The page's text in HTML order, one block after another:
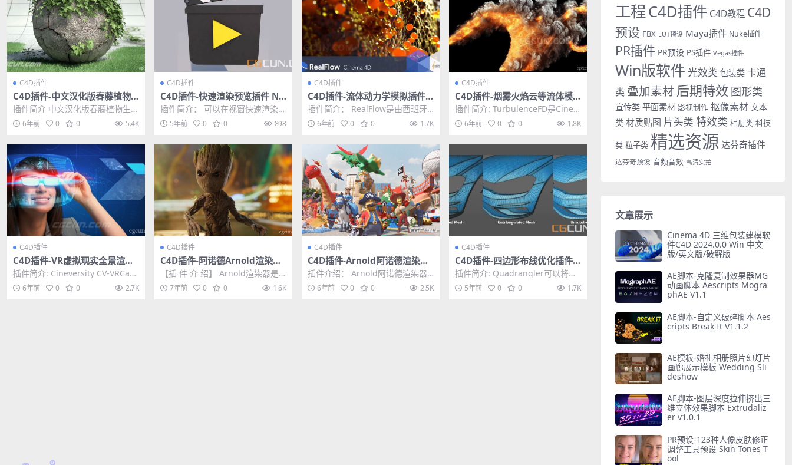
C4D插件
C4D插件-中文汉化版春藤植物
生长插件 Ivy Grower 含使用教
程
插件简介 中文汉化版春藤植物生长
插件 Ivy Grower For C4D R1...
6年前 0 0 5.4K
C4D插件
C4D插件-快速渲染预览插件 Nit
ro4D NitroQuickRender v1.0
2
插件简介： 可以在视窗快速渲染做
简单的预览，也支持任意第三方渲
染器，自己也可以添...
5年前 0 0 898
C4D插件
C4D插件-流体动力学模拟插件N
extLimit RealFlow C4D 3.0.
0.0020 Win破解版
插件简介： RealFlow是由西班牙N
ext Limit公司出品的流体动力学
模...6年前 0 0 1.7K
C4D插件
C4D插件-烟雾火焰云等流体模
拟插件 TurbulenceFD v1.0.14
65 Win破解版
插件简介: TurbulenceFD是Cinem
a 4D烟雾火焰云等流体模拟插件...
6年前 0 0 1.8K
C4D插件
C4D插件-VR虚拟现实全景渲染
插件 Cineversity CV-VRCAM
1.50 中文汉化版
插件简介: Cineversity CV-VRCam
v1.50 for Cin...
6年前 0 0 2.7K
C4D插件
C4D插件-阿诺德Arnold渲染器
SolidAngle C4DtoA 2.6.1.4 W
IN破解版
【插 件 介 绍】 Arnold渲染器是
一款高级的、跨平台的渲染 API。
是基于...
7年前 0 0 1.6K
C4D插件
C4D插件-Arnold阿诺德渲染器
插件 SolidAngle C4DtoA 3.1.1
WIN破解版 更新支持R23
插件介绍： Arnold阿诺德渲染器
插件 SolidAngle C4DtoA 3...
6年前 0 0 2.5K
C4D插件
C4D插件-四边形布线优化插件 C
4DPlugin Quadrangler v1.0
插件简介: Quadrangler可以将三
角面重新分布成四边形布线，同时
对布线进...
5年前 0 0 1.7K
工程C4D插件 C4D教程 C4D
预设 FBX LUT预设 Maya插件 Nuke插件
PR插件 PR预设 PS插件 Vegas插件
Win版软件 光效类 包装类 卡通
类 叠加素材 后期特效 图形类
宣传类 平面素材 影视制作 抠像素材 文本
类 材质贴图 片头类 特效类 相册类 科技
类 粒子类 精选资源 达芬奇插件
达芬奇预设 音频音效 高清实拍
文章展示
Cinema 4D 三维包装建模软
件C4D 2024.0.0 Win 中文
版/英文版/破解版
AE脚本-克隆复制效果器MG
动画脚本 Aescripts Mogra
phAE V1.1
AE脚本-自定义破碎脚本 Aes
cripts Break It V1.1.2
AE模板-婚礼相册照片幻灯片
画廊展示模板 Wedding Sli
deshow
AE脚本-图层深度拉伸挤出三
维立体效果脚本 Extrudaliz
er v1.0.1
PR预设-123种人像皮肤修正
调整工具预设 Skin Tones T
ool